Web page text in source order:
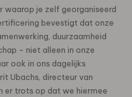
waarop je zelf georganiseerd
bevestigt dat onze
duurzaamheid
– niet alleen in onze
ook in ons dagelijks
Ubachs, directeur van
er trots op dat we hiermee